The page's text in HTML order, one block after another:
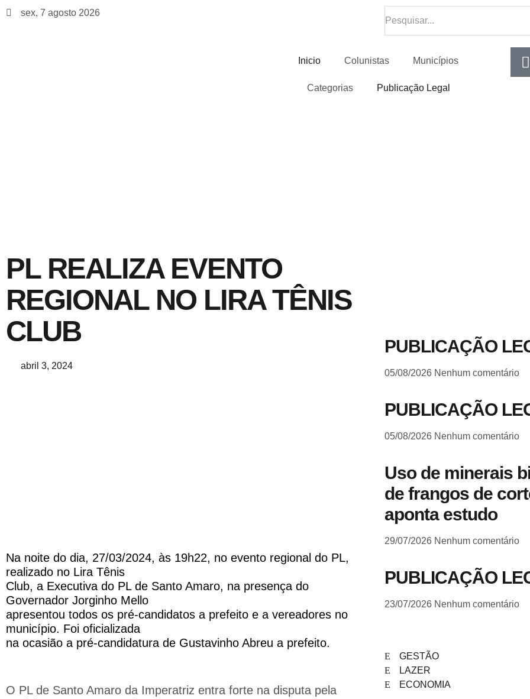
sex, 7 agosto 2026
Inicio Colunistas Municípios
Categorias Publicação Legal
PL REALIZA EVENTO
REGIONAL NO LIRA TÊNIS
CLUB
abril 3, 2024
Na noite do dia, 27/03/2024, às 19h22, no evento regional do PL,
realizado no Lira Tênis
Club, a Executiva do PL de Santo Amaro, na presença do
Governador Jorginho Mello
apresentou todos os pré-candidatos a prefeito e a vereadores no
município. Foi oficializada
na ocasião a pré-candidatura de Gustavinho Abreu a prefeito.
O PL de Santo Amaro da Imperatriz entra forte na disputa pela
PUBLICAÇÃO
05/08/2026 Nenhum comentário
PUBLICAÇÃO
05/08/2026 Nenhum comentário
Uso de minerais
de frangos de
aponta estudo
29/07/2026 Nenhum comentário
PUBLICAÇÃO
23/07/2026 Nenhum comentário
GESTÃO
LAZER
ECONOMIA